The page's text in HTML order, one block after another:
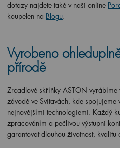
dotazy najdete také v naší online
koupelen na Blogu.
Vyrobeno
přírodě
Zrcadlové skříňky ASTON vyrábíme
závodě ve Svitavách, kde spojujeme
nejnovějšími technologiemi. Každý
zpracováním a pečlivou výstupní
garantovat dlouhou životnost, kvalitu